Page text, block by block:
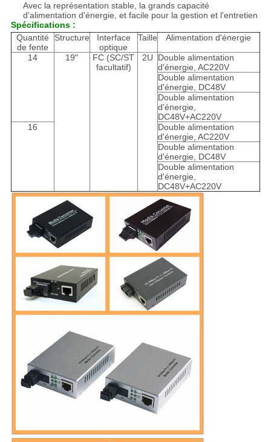
Avec la représentation stable, la grands capacité
d'alimentation d'énergie, et facile pour la gestion et l'entretien
Spécifications :
Quantité
de fente
Structure
Interface
optique
Taille Alimentation d'énergie
14 19"
FC (SC/ST
facultatif)
2U
Double alimentation
d'énergie, AC220V
Double alimentation
d'énergie, DC48V
Double alimentation
d'énergie,
DC48V+AC220V
16
Double alimentation
d'énergie, AC220V
Double alimentation
d'énergie, DC48V
Double alimentation
d'énergie,
DC48V+AC220V